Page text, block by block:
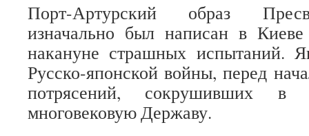
Порт-Артурский образ
изначально был написан в
накануне страшных испытаний.
Русско-японской войны, перед
потрясений, сокрушивших
многовековую Державу.